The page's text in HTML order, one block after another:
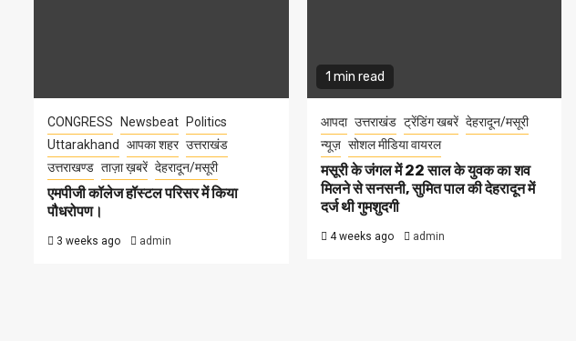
CONGRESS Newsbeat
Politics
Uttarakhand
आपका शहर उत्तराखंड
उत्तराखण्ड ताज़ा ख़बरें देहरादून/मसूरी
एमपीजी कॉलेज हॉस्टल परिसर में किया
पौधरोपण।
3 weeks ago admin
1 min read
आपदा उत्तराखंड ट्रेंडिंग खबरें देहरादून/मसूरी
न्यूज़ सोशल मीडिया वायरल
मसूरी के जंगल में 22 साल के युवक का शव
मिलने से सनसनी, सुमित पाल की देहरादून में
दर्ज थी गुमशुदगी
4 weeks ago admin